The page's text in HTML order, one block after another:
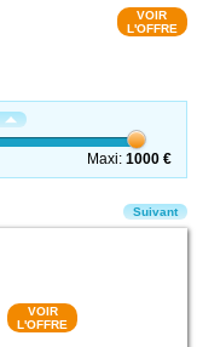
VOIR
L'OFFRE
Maxi:1000 €
VOIR
L'OFFRE
Suivant